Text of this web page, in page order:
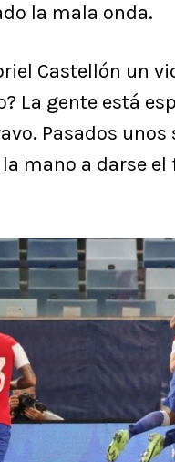
la mala onda.
Castellón un
La gente está
Pasados
mano a darse